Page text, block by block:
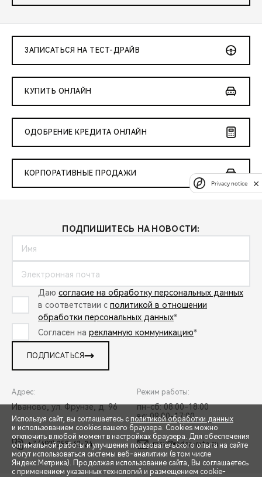
СПЕЦПРЕДЛОЖЕНИЯ
ЗАПИСАТЬСЯ НА ТЕСТ-ДРАЙВ
КУПИТЬ ОНЛАЙН
ОДОБРЕНИЕ КРЕДИТА ОНЛАЙН
КОРПОРАТИВНЫЕ ПРОДАЖИ
ПОДПИШИТЕСЬ НА НОВОСТИ:
Даю согласие на обработку персональных данных
в соответствии с политикой в отношении
обработки персональных данных*
Согласен на рекламную коммуникацию*
ПОДПИСАТЬСЯ
Адрес:
Иваново, ул. Фрунзе, д. 96
Режим работы:
пн-сб: 08:00-18:00
вс: 09:00-17:00
+7 (493) 258-42-24 mav@radar-avto.ru
Используя сайт, вы соглашаетесь с политикой обработки данных
и использованием cookies вашего браузера. Cookies можно
отключить в любой момент в настройках браузера. Для обеспечения
оптимальной работы и улучшения пользовательского опыта на сайте
могут использоваться системы веб-аналитики (в том числе
Яндекс.Метрика). Продолжая использование сайта, Вы соглашаетесь
с применением указанных технологий и размещением cookie-
Privacy notice